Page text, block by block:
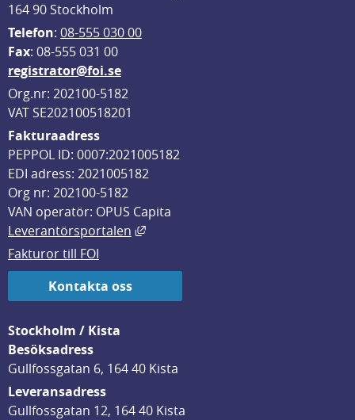
164 90 Stockholm
Telefon: 08-555 030 00
Fax: 08-555 031 00
registrator@foi.se
Org.nr: 202100-5182
VAT SE202100518201
Fakturaadress
PEPPOL ID: 0007:2021005182
EDI adress: 2021005182
Org nr: 202100-5182
VAN operatör: OPUS Capita
Leverantörsportalen
Länk till annan webbplats, öppnas
Fakturor till FOI
Kontakta oss
Stockholm / Kista
Besöksadress
Gullfossgatan 6, 164 40 Kista
Leveransadress
Gullfossgatan 12, 164 40 Kista